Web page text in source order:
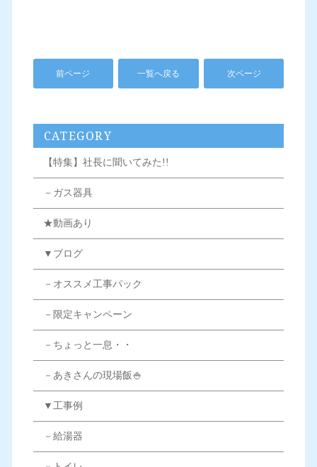
前ページ 一覧へ戻る 次ページ
CATEGORY
【特集】社長に聞いてみた!!
－ガス器具
★動画あり
▼ブログ
－オススメ工事パック
－限定キャンペーン
－ちょっと一息・・
－あきさんの現場飯🍚
▼工事例
－給湯器